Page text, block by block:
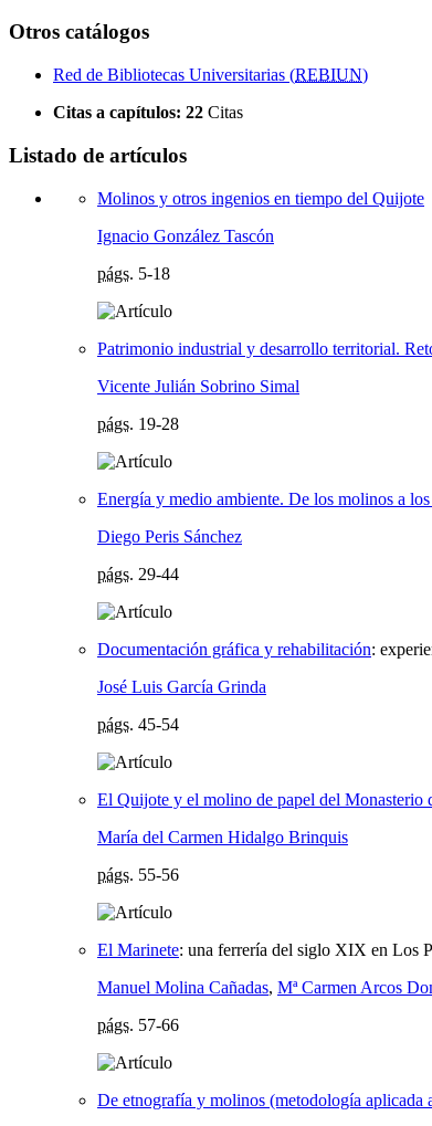
Otros catálogos
Red de Bibliotecas Universitarias (REBIUN)
Citas a capítulos: 22 Citas
Listado de artículos
Molinos y otros ingenios en tiempo del Quijote
Ignacio González Tascón
págs. 5-18
Patrimonio industrial y desarrollo territorial.
Vicente Julián Sobrino Simal
págs. 19-28
Energía y medio ambiente. De los molinos a los
Diego Peris Sánchez
págs. 29-44
Documentación gráfica y rehabilitación:
José Luis García Grinda
págs. 45-54
El Quijote y el molino de papel del Monasterio
María del Carmen Hidalgo Brinquis
págs. 55-56
El Marinete: una ferrería del siglo XIX en Los
Manuel Molina Cañadas, Mª Carmen Arcos
págs. 57-66
De etnografía y molinos (metodología aplicada